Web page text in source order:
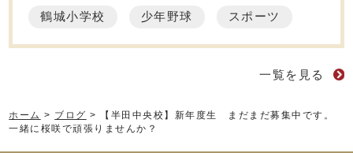
鶴城小学校 少年野球 スポーツ
一覧を見る
ホーム > ブログ >
【半田中央校】新年度生 まだまだ募集中です。
一緒に桜咲で頑張りませんか？